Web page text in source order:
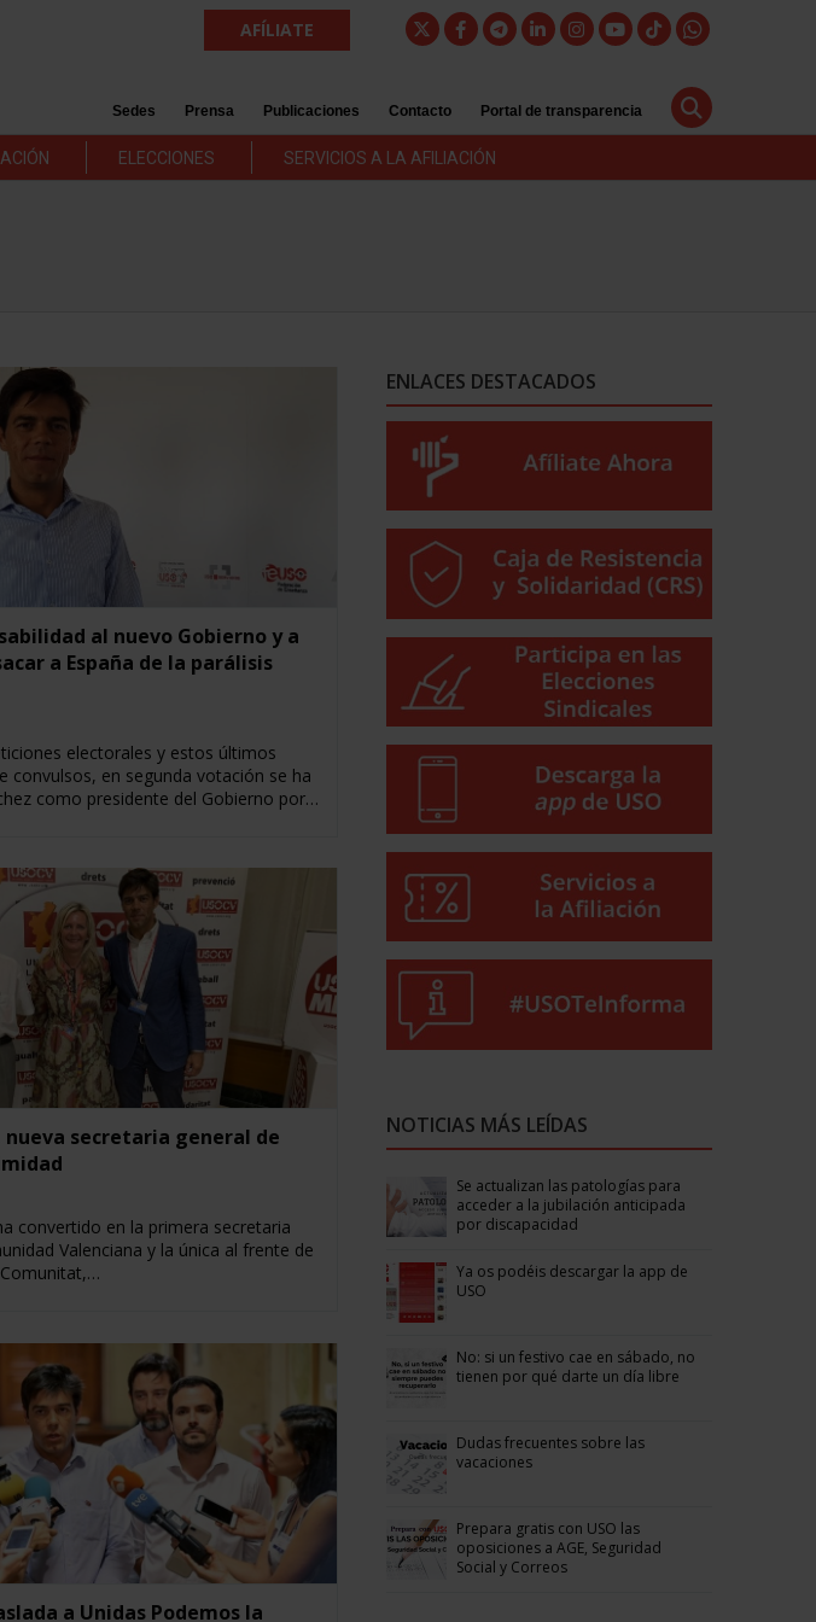
AFÍLIATE
Sedes Prensa Publicaciones Contacto Portal de transparencia
ELECCIONES SERVICIOS A LA AFILIACIÓN
al nuevo Gobierno y a
a España de la parálisis
electorales y estos últimos
convulsos, en segunda votación se ha
como presidente del Gobierno por…
secretaria general de
convertido en la primera secretaria
Valenciana y la única al frente de
a Unidas Podemos la
ENLACES DESTACADOS
NOTICIAS MÁS LEÍDAS
Se actualizan las patologías para
acceder a la jubilación anticipada
por discapacidad
Ya os podéis descargar la app de
USO
No: si un festivo cae en sábado, no
tienen por qué darte un día libre
Dudas frecuentes sobre las
vacaciones
Prepara gratis con USO las
oposiciones a AGE, Seguridad
Social y Correos